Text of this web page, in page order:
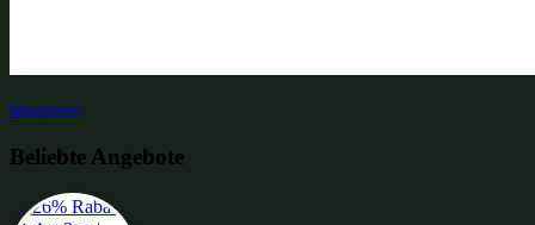
Merkliste:
Beliebte Angebote